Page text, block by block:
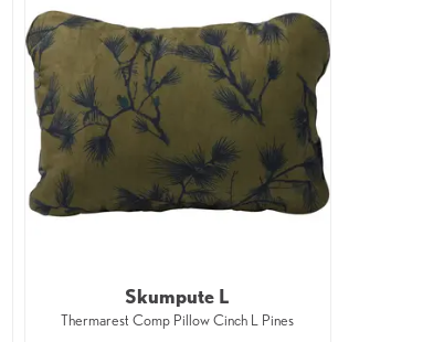
Skumpute L
Thermarest Comp Pillow Cinch L Pines